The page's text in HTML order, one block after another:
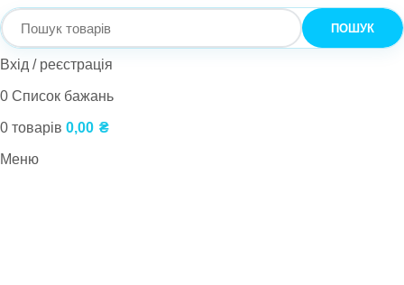
ПОШУК
Вхід / реєстрація
0 Список бажань
0 товарів 0,00 ₴
Меню